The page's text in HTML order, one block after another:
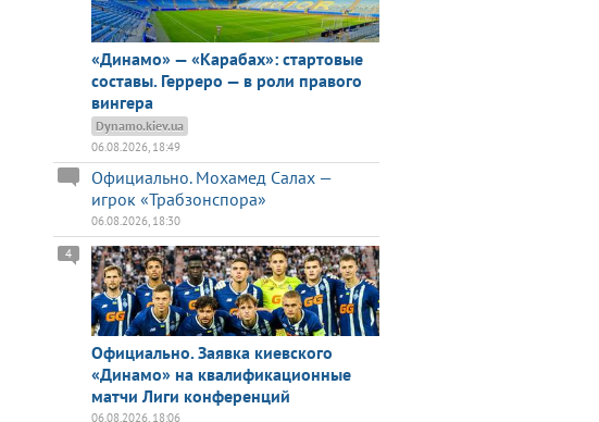
«Динамо» — «Карабах»: стартовые
составы. Герреро — в роли правого
вингера
Dynamo.kiev.ua
06.08.2026, 18:49
Официально. Мохамед Салах —
игрок «Трабзонспора»
06.08.2026, 18:30
Официально. Заявка киевского
«Динамо» на квалификационные
матчи Лиги конференций
4
06.08.2026, 18:06